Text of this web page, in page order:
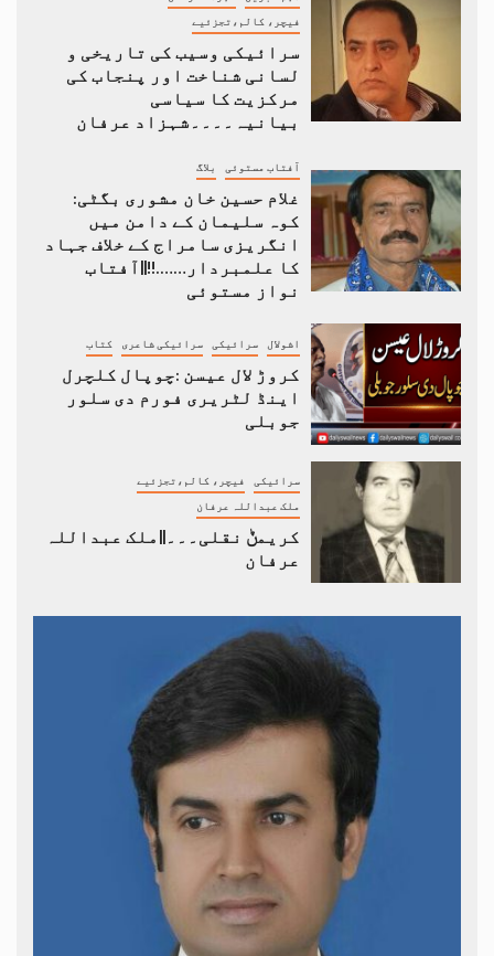
فیچر، کالم،تجزئیے
سرائیکی وسیب کی تاریخی و
لسانی شناخت اور پنجاب کی
مرکزیت کا سیاسی
بیانیہ۔۔۔۔شہزاد عرفان
آفتاب مستوئی بلاگ
غلام حسین خان مشوری بگٹی:
کوہ سلیمان کے دامن میں
انگریزی سامراج کے خلاف جہاد
کا علمبردار…….!!||آفتاب
نواز مستوئی
اشولال سرائیکی سرائیکی شاعری کتاب
کروڑ لال عیسن :چوپال کلچرل
اینڈ لٹریری فورم دی سلور
جوبلی
سرائیکی فیچر، کالم،تجزئیے
ملک عبداللہ عرفان
کریمݨ نقلی۔۔۔||ملک عبداللہ
عرفان